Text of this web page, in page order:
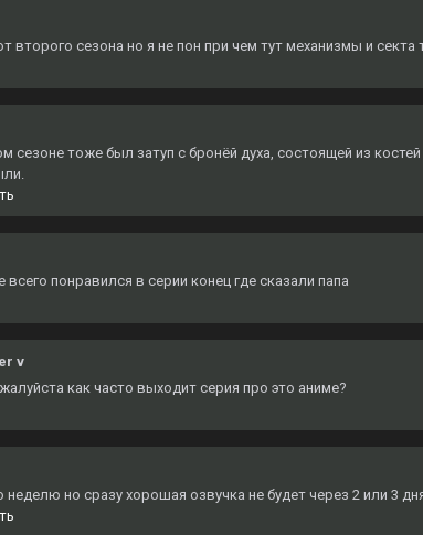
второго сезона но я не пон при чем тут механизмы и секта
сезоне тоже был затуп с бронёй духа, состоящей из
понравился в серии конец где сказали папа
v
как часто выходит серия про это аниме?
но сразу хорошая озвучка не будет через 2 или 3